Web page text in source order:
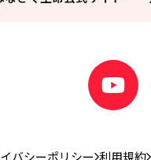
バシーポリシー 利用規約